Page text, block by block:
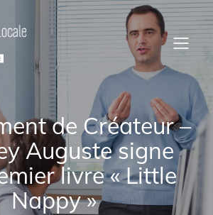
de Créateur –
Auguste signe
livre « Little
Nappy »